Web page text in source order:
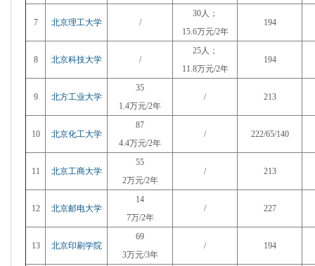
7 北京理工大学 /
30人；
15.6万元/2年
194
8 北京科技大学 /
25人；
11.8万元/2年
194
9 北方工业大学
35
1.4万元/2年
/ 213
10 北京化工大学
87
4.4万元/2年
/ 222/65/140
11 北京工商大学
55
2万元/2年
/ 213
12 北京邮电大学
14
7万/2年
/ 227
13 北京印刷学院
69
3万元/3年
/ 194